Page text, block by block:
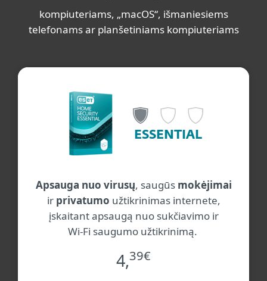
kompiuteriams, „macOS“, išmaniesiems
telefonams ar planšetiniams kompiuteriams
ESSENTIAL
Apsauga nuo virusų, saugūs mokėjimai
ir privatumo užtikrinimas internete,
įskaitant apsaugą nuo sukčiavimo ir
Wi-Fi saugumo užtikrinimą.
4,39€